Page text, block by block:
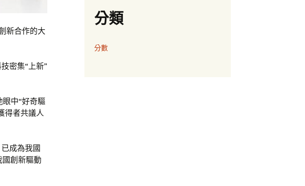
新合作的大
密集“上新”
眼中“好奇驅
得者共議人
成為我國
創新驅動
分類
分數